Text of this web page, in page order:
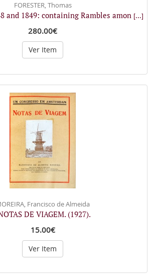
FORESTER, Thomas
and 1849: containing Rambles amon [...]
280.00€
Ver Item
Francisco de Almeida
DE VIAGEM. (1927).
15.00€
Ver Item